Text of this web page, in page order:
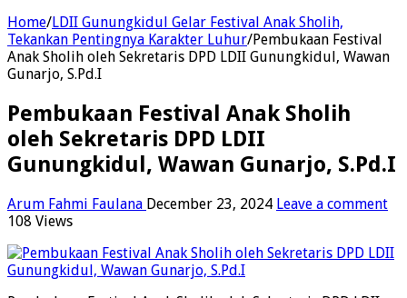
Home/LDII Gunungkidul Gelar Festival Anak Sholih,
Tekankan Pentingnya Karakter Luhur/Pembukaan Festival
Anak Sholih oleh Sekretaris DPD LDII Gunungkidul, Wawan
Gunarjo, S.Pd.I
Pembukaan Festival Anak Sholih
oleh Sekretaris DPD LDII
Gunungkidul, Wawan Gunarjo, S.Pd.I
Arum Fahmi Faulana December 23, 2024 Leave a comment
108 Views